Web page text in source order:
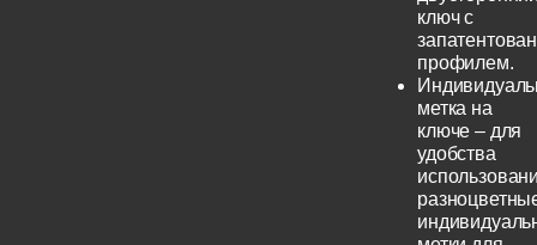
ключ с
профилем.
метка на
ключе – для
удобства